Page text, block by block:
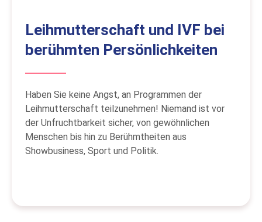
Leihmutterschaft und IVF bei
berühmten Persönlichkeiten
Haben Sie keine Angst, an Programmen der
Leihmutterschaft teilzunehmen! Niemand ist vor
der Unfruchtbarkeit sicher, von gewöhnlichen
Menschen bis hin zu Berühmtheiten aus
Showbusiness, Sport und Politik.